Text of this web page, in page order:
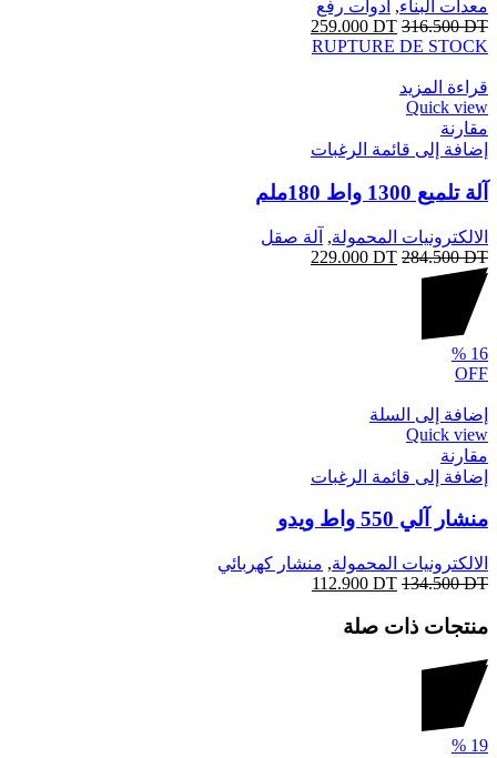
معدات البناء, أدوات رفع
316.500DT
259.000 DT
RUPTURE DE STOCK
قراءة المزيد
Quick view
مقارنة
إضافة إلى قائمة الرغبات
آلة تلميع 1300 واط 180ملم
الالكترونيات المحمولة, آلة صقل
284.500DT
229.000 DT
16
%
OFF
إضافة إلى السلة
Quick view
مقارنة
إضافة إلى قائمة الرغبات
منشار آلي 550 واط ويدو
الالكترونيات المحمولة, منشار كهربائي
134.500DT
112.900 DT
منتجات ذات صلة
19
%